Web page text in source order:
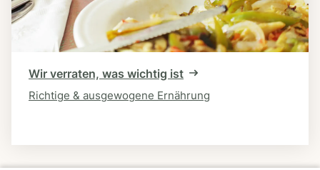
Wir verraten, was wichtig ist
Richtige & ausgewogene Ernährung